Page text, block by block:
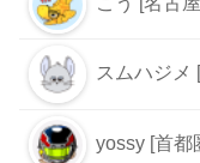
スムハジメ
yossy [首都